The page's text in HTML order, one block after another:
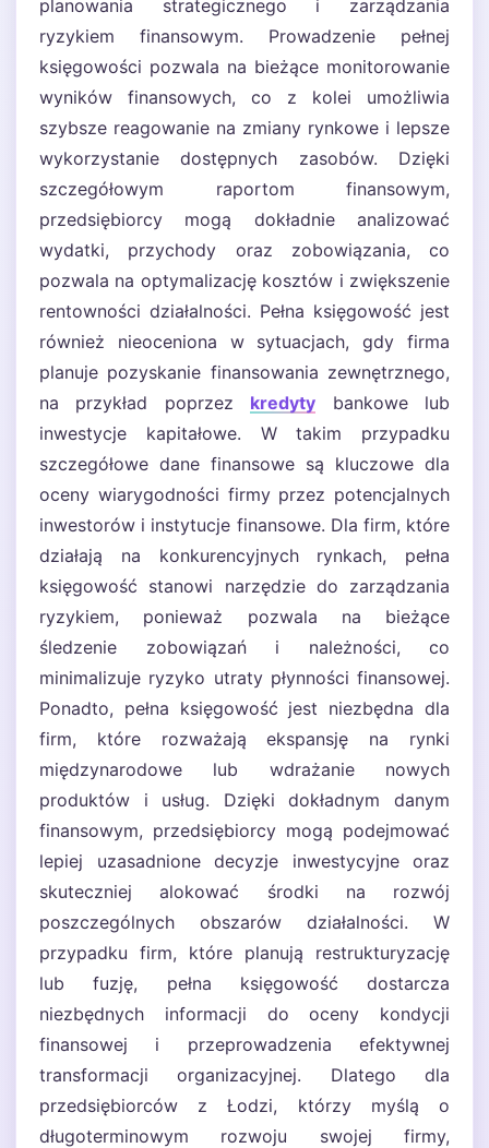
planowania strategicznego i zarządzania
ryzykiem finansowym. Prowadzenie pełnej
księgowości pozwala na bieżące monitorowanie
wyników finansowych, co z kolei umożliwia
szybsze reagowanie na zmiany rynkowe i lepsze
wykorzystanie dostępnych zasobów. Dzięki
szczegółowym raportom finansowym,
przedsiębiorcy mogą dokładnie analizować
wydatki, przychody oraz zobowiązania, co
pozwala na optymalizację kosztów i zwiększenie
rentowności działalności. Pełna księgowość jest
również nieoceniona w sytuacjach, gdy firma
planuje pozyskanie finansowania zewnętrznego,
na przykład poprzez kredyty bankowe lub
inwestycje kapitałowe. W takim przypadku
szczegółowe dane finansowe są kluczowe dla
oceny wiarygodności firmy przez potencjalnych
inwestorów i instytucje finansowe. Dla firm, które
działają na konkurencyjnych rynkach, pełna
księgowość stanowi narzędzie do zarządzania
ryzykiem, ponieważ pozwala na bieżące
śledzenie zobowiązań i należności, co
minimalizuje ryzyko utraty płynności finansowej.
Ponadto, pełna księgowość jest niezbędna dla
firm, które rozważają ekspansję na rynki
międzynarodowe lub wdrażanie nowych
produktów i usług. Dzięki dokładnym danym
finansowym, przedsiębiorcy mogą podejmować
lepiej uzasadnione decyzje inwestycyjne oraz
skuteczniej alokować środki na rozwój
poszczególnych obszarów działalności. W
przypadku firm, które planują restrukturyzację
lub fuzję, pełna księgowość dostarcza
niezbędnych informacji do oceny kondycji
finansowej i przeprowadzenia efektywnej
transformacji organizacyjnej. Dlatego dla
przedsiębiorców z Łodzi, którzy myślą o
długoterminowym rozwoju swojej firmy,